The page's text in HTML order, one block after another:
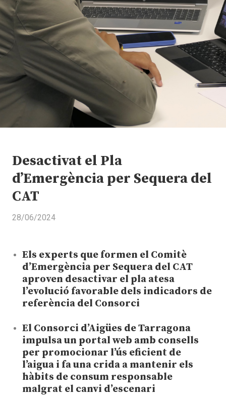
Desactivat el Pla
d’Emergència per Sequera del
CAT
28/06/2024
Els experts que formen el Comitè
d’Emergència per Sequera del CAT
aproven desactivar el pla atesa
l’evolució favorable dels indicadors de
referència del Consorci
El Consorci d’Aigües de Tarragona
impulsa un portal web amb consells
per promocionar l’ús eficient de
l’aigua i fa una crida a mantenir els
hàbits de consum responsable
malgrat el canvi d’escenari